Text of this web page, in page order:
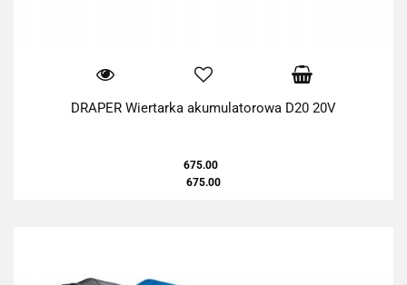
DRAPER Wiertarka akumulatorowa D20 20V
675.00
675.00